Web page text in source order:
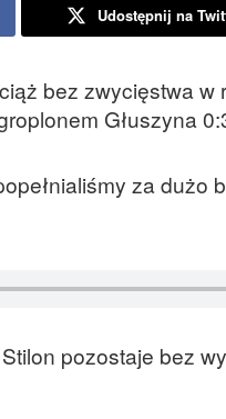
Udostępnij na
bez zwycięstwa
Głuszyna
za dużo
pozostaje bez